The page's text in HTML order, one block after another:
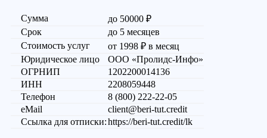
Сумма
до 50000 ₽
Срок
до 5 месяцев
Стоимость услуг
от 1998 ₽ в месяц
Юридическое лицо
ООО «Пролидс-Инфо»
ОГРНИП
1202200014136
ИНН
2208059448
Телефон
8 (800) 222-22-05
eMail
client@beri-tut.credit
Ссылка для отписки:https://beri-tut.credit/lk